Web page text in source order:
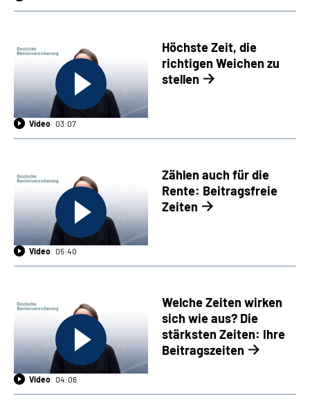
Höchste Zeit, die
richtigen Weichen zu
stellen
Video 03:07
Zählen auch für die
Rente: Beitragsfreie
Zeiten
Video 05:40
Welche Zeiten wirken
sich wie aus? Die
stärksten Zeiten: Ihre
Beitragszeiten
Video 04:06